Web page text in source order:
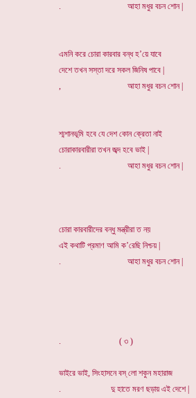
. আহা মধুর বচন শোন |
এমনি করে চোরা কারবার বন্ধ হ’য়ে যাবে
দেশে তখন সস্তা দরে সকল জিনিষ পাবে |
, আহা মধুর বচন শোন |
শ্মশানভূমি হবে যে দেশ কোন ক্রেতা নাই
চোরাকারবারীরা তখন জব্দ হবে ভাই |
. আহা মধুর বচন শোন |
চোরা কারবারীদের বন্ধু মন্ত্রীরা ত নয়
এই কথাটি প্রমাণ আমি ক’রেছি নিশ্চয় |
. আহা মধুর বচন শোন |
. ( ৩ )
ভাইরে ভাই, সিংহাসনে বস্ লো শকুন মহারাজ
. দু হাতে মরণ ছড়ায় এই দেশে |